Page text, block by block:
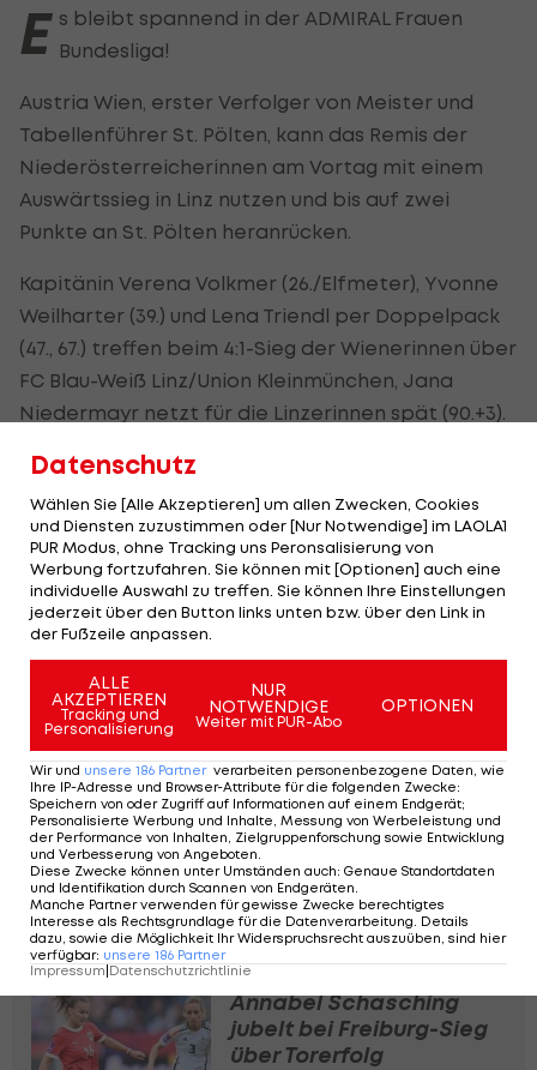
E s bleibt spannend in der ADMIRAL Frauen
Bundesliga!
Austria Wien, erster Verfolger von Meister und
Tabellenführer St. Pölten, kann das Remis der
Niederösterreicherinnen am Vortag mit einem
Auswärtssieg in Linz nutzen und bis auf zwei
Punkte an St. Pölten heranrücken.
Kapitänin Verena Volkmer (26./Elfmeter), Yvonne
Weilharter (39.) und Lena Triendl per Doppelpack
(47., 67.) treffen beim 4:1-Sieg der Wienerinnen über
FC Blau-Weiß Linz/Union Kleinmünchen, Jana
Niedermayr netzt für die Linzerinnen spät (90.+3).
Mit 16 Punkten führt St. Pölten die Tabelle nun zwei
Zähler vor der Austria (14) an. Dahinter liegt Altach
bereits fünf Punkte hinter den Veilchen. Die
Vorarlbergerinnen mussten sich Sturm mit 0:1
geschlagen geben, Villena y Scheffler (75.) erzielt
das Goldtor für die Grazerinnen.
Die SPG FC Lustenau/
Neulengbach trennen sich 1:1, van der Vliet
(55./Elfmeter) beziehungsweise Panakova (47.)
treffen.
SKN-Frauen lassen
erstmals in der Saison
Punkte liegen
Frauen-Fußball
Annabel Schasching
jubelt bei Freiburg-Sieg
über Torerfolg
Datenschutz
Wählen Sie [Alle Akzeptieren] um allen Zwecken, Cookies
und Diensten zuzustimmen oder [Nur Notwendige] im LAOLA1
PUR Modus, ohne Tracking uns Peronsalisierung von
Werbung fortzufahren. Sie können mit [Optionen] auch eine
individuelle Auswahl zu treffen. Sie können Ihre Einstellungen
jederzeit über den Button links unten bzw. über den Link in
der Fußzeile anpassen.
ALLE
AKZEPTIEREN
Tracking und
Personalisierung
NUR
NOTWENDIGE
Weiter mit PUR-Abo
OPTIONEN
Wir und unsere 186 Partner verarbeiten personenbezogene Daten, wie
Ihre IP-Adresse und Browser-Attribute für die folgenden Zwecke:
Speichern von oder Zugriff auf Informationen auf einem Endgerät;
Personalisierte Werbung und Inhalte, Messung von Werbeleistung und
der Performance von Inhalten, Zielgruppenforschung sowie Entwicklung
und Verbesserung von Angeboten.
Diese Zwecke können unter Umständen auch: Genaue Standortdaten
und Identifikation durch Scannen von Endgeräten.
Manche Partner verwenden für gewisse Zwecke berechtigtes
Interesse als Rechtsgrundlage für die Datenverarbeitung. Details
dazu, sowie die Möglichkeit Ihr Widerspruchsrecht auszuüben, sind hier
verfügbar: unsere 186 Partner
Impressum Datenschutzrichtlinie